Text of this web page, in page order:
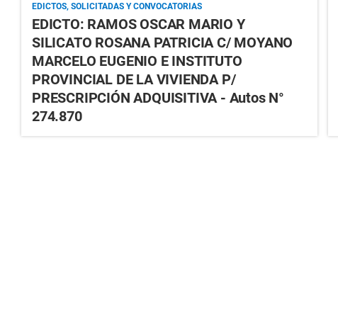
EDICTOS, SOLICITADAS Y CONVOCATORIAS
EDICTO: RAMOS OSCAR MARIO Y
SILICATO ROSANA PATRICIA C/ MOYANO
MARCELO EUGENIO E INSTITUTO
PROVINCIAL DE LA VIVIENDA P/
PRESCRIPCIÓN ADQUISITIVA - Autos N°
274.870